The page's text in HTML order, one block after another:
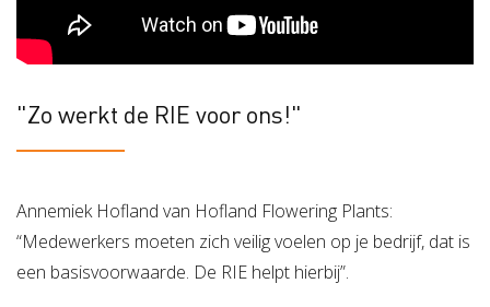
"Zo werkt de RIE voor ons!"
Annemiek Hofland van Hofland Flowering Plants:
“Medewerkers moeten zich veilig voelen op je bedrijf, dat is
een basisvoorwaarde. De RIE helpt hierbij”.